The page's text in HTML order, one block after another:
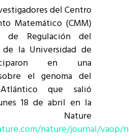
del Centro
Matemático (CMM)
Regulación del
de la Universidad de
en una
el genoma del
que salió
18 de abril en la
Nature
nature/journal/vaop/